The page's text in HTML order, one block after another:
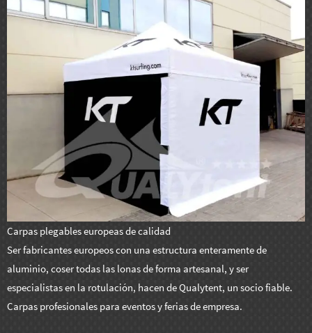
Carpas plegables europeas de calidad
Ser fabricantes europeos con una estructura enteramente de
aluminio, coser todas las lonas de forma artesanal, y ser
especialistas en la rotulación, hacen de Qualytent, un socio fiable.
Carpas profesionales para eventos y ferias de empresa.